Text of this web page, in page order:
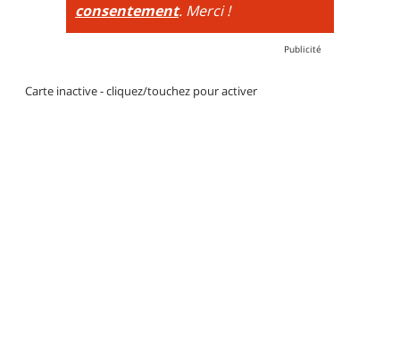
consentement. Merci !